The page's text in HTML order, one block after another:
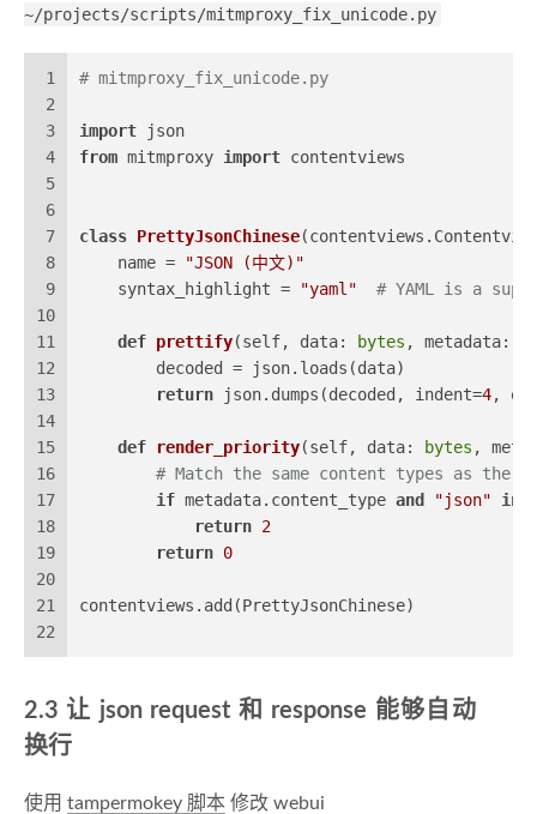
~/projects/scripts/mitmproxy_fix_unicode.py
1
2
3
4
5
6
7
8
9
10
11
12
13
14
15
16
17
18
19
20
21
22
# mitmproxy_fix_unicode.py
import json
from mitmproxy import contentviews
class PrettyJsonChinese
    name =
"JSON (中文)"
    syntax_highlight =
"yaml" # YAML is a
def prettify(self, data: bytes , metadata:
        decoded = json.loads(data)
return json.dumps(decoded, indent=4,
def render_priority(self, data: bytes ,
# Match the same content types as
if metadata.content_type and "json" in
return 2
return 0
contentviews.add(PrettyJsonChinese)
让 json request 和 response 能够自动
换行
使用 tampermokey 脚本 修改 webui